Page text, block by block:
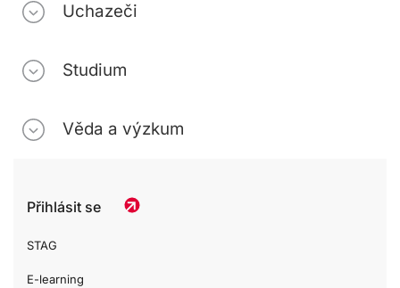
Uchazeči
Studium
Věda a výzkum
Přihlásit se
STAG
E-learning